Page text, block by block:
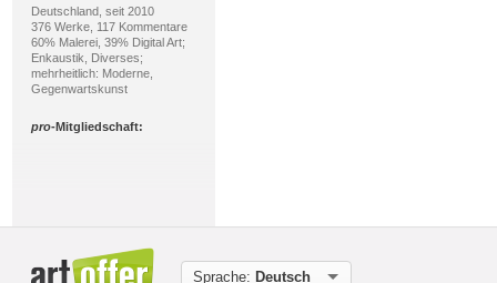
Deutschland, seit 2010
376 Werke, 117 Kommentare
60% Malerei, 39% Digital Art;
Enkaustik, Diverses;
mehrheitlich: Moderne,
Gegenwartskunst
pro-Mitgliedschaft:
Sprache: Deutsch